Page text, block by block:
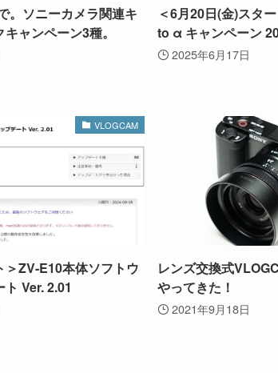
。ソニーカメラ関連キ
ャンペーン3種。
＜6月20日(金)スタ
to α キャンペーン
2025年6月17日
VLOGCAM
＞ZV-E10本体ソフトウ
Ver. 2.01
レンズ交換式
やってきた！
2021年9月18日